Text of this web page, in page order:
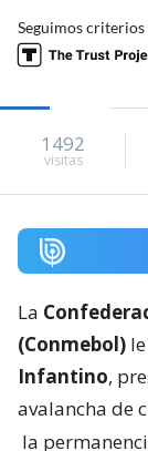
Seguimos criterios
1492
visitas
La
(Conmebol)
Infantino,
avalancha de
la